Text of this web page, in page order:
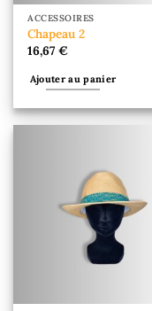
ACCESSOIRES
Chapeau 2
16,67€
Ajouter au panier